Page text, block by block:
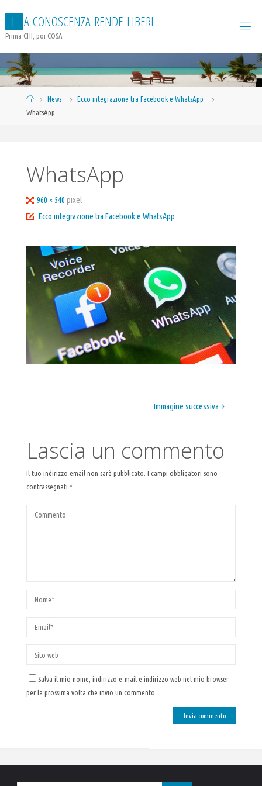
contenuto
L A CONOSCENZA RENDE LIBERI
Prima CHI, poi COSA
HomeNews
Ecco integrazione tra Facebook e WhatsApp
WhatsApp
WhatsApp
Tutta
larghezza
960 × 540pixel
Ecco integrazione tra Facebook e WhatsApp
Immagine successiva
Lascia un commento
Il tuo indirizzo email non sarà pubblicato. I campi obbligatori sono
contrassegnati *
Salva il mio nome, indirizzo e-mail e indirizzo web nel mio browser
per la prossima volta che invio un commento.